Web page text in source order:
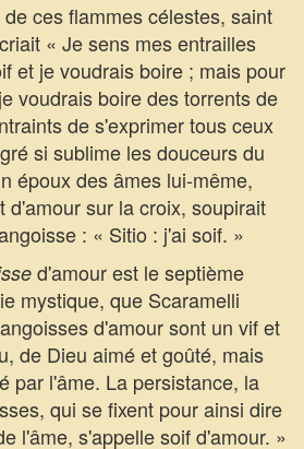
ces flammes célestes, saint
« Je sens mes entrailles
et je voudrais boire ; mais pour
voudrais boire des torrents de
de s'exprimer tous ceux
si sublime les douceurs du
époux des âmes lui-même,
d'amour sur la croix, soupirait
: « Sitio : j'ai soif. »
d'amour est le septième
mystique, que Scaramelli
d'amour sont un vif et
de Dieu aimé et goûté, mais
par l'âme. La persistance, la
qui se fixent pour ainsi dire
l'âme, s'appelle soif d'amour. »